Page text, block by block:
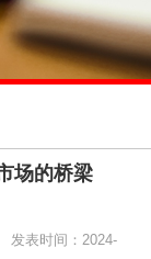
场的桥梁
发表时间：2024-